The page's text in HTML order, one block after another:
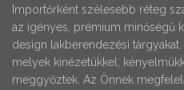
Importőrként szélesebb réteg
az igényes, prémium minőségű
design lakberendezési
melyek kinézetükkel,
meggyőztek. Az Önnek